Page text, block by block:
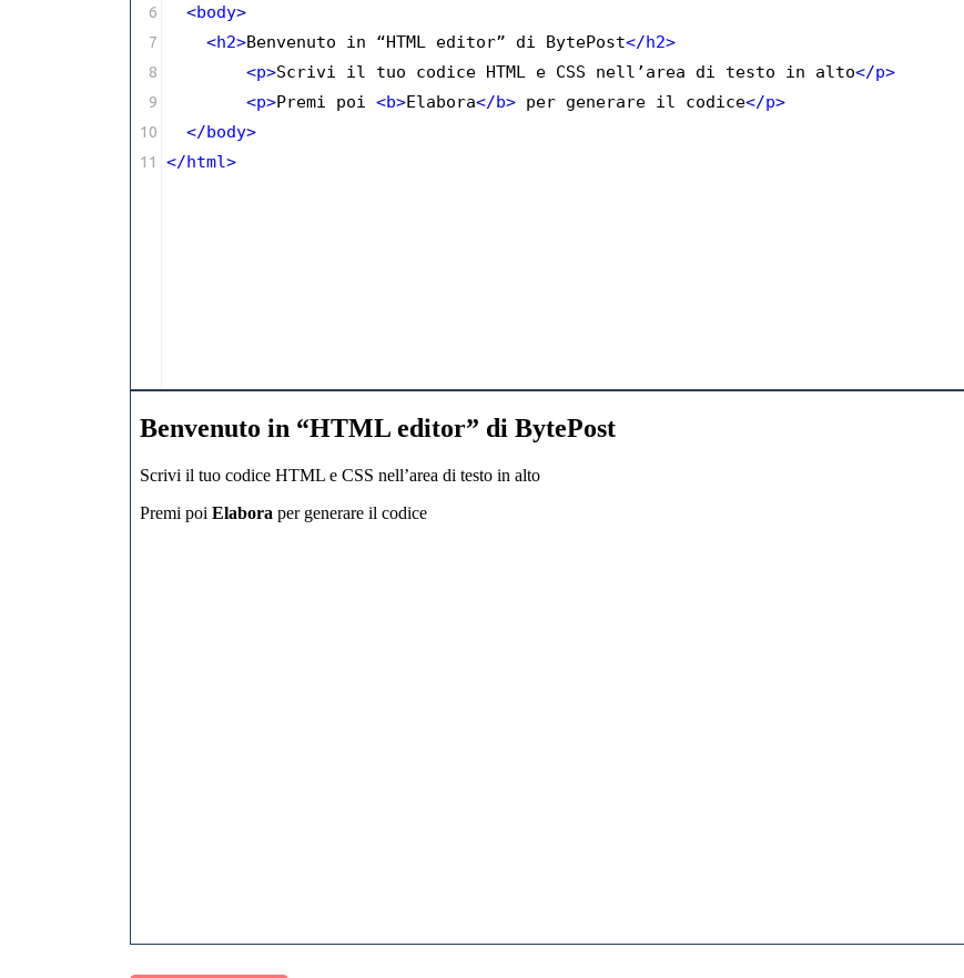
6
<body>
7
<h2>Benvenuto in “HTML editor” di BytePost</h2>
8
<p>Scrivi il tuo codice HTML e CSS nell’area di testo in alto</p>
9
<p>Premi poi <b>Elabora</b> per generare il codice</p>
10
</body>
11
</html>